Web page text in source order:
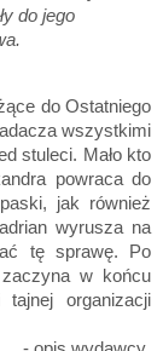
do jego
do Ostatniego
wszystkimi
stuleci. Mało kto
powraca do
jak również
wyrusza na
tę sprawę. Po
w końcu
organizacji